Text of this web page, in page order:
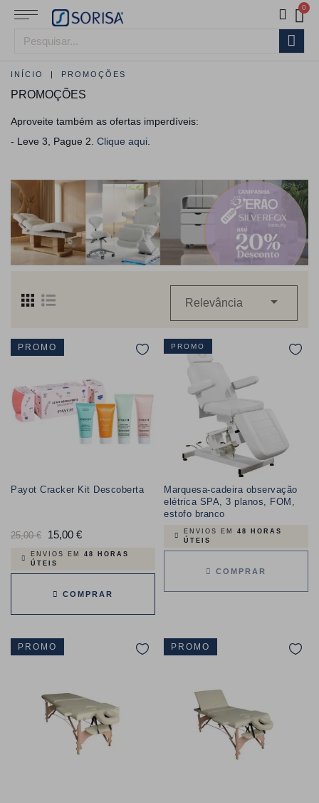
INÍCIO PROMOÇÕES
PROMOÇÕES
Aproveite também as ofertas imperdíveis:
- Leve 3, Pague 2. Clique aqui
Relevância 
PROMO
Payot Cracker Kit Descoberta
Preço
normal
25,00 € 15,00 €Preço
ENVIOS EM 48 HORAS
ÚTEIS
COMPRAR
PROMO
Marquesa-cadeira observação
elétrica SPA, 3 planos, FOM,
estofo branco
ENVIOS EM 48 HORAS
ÚTEIS
COMPRAR
PROMO PROMO